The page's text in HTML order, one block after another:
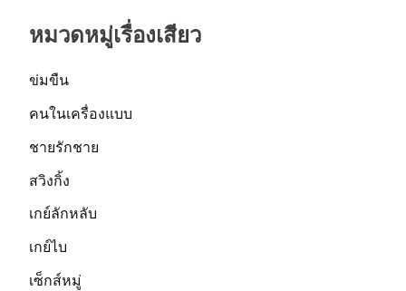
หมวดหมู่เรื่องเสียว
ข่มขืน
คนในเครื่องแบบ
ชายรักชาย
สวิงกิ้ง
เกย์ลักหลับ
เกย์ไบ
เซ็กส์หมู่